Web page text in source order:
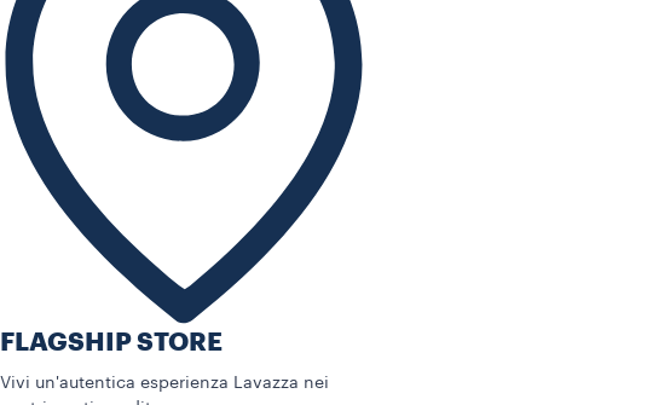
FLAGSHIP STORE
Vivi un'autentica esperienza Lavazza nei